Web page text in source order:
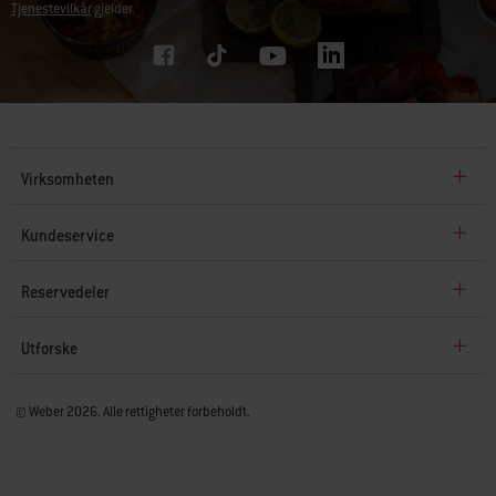
Tjenestevilkårgjelder.
Virksomheten
Kundeservice
Reservedeler
Utforske
© Weber 2026. Alle rettigheter forbeholdt.